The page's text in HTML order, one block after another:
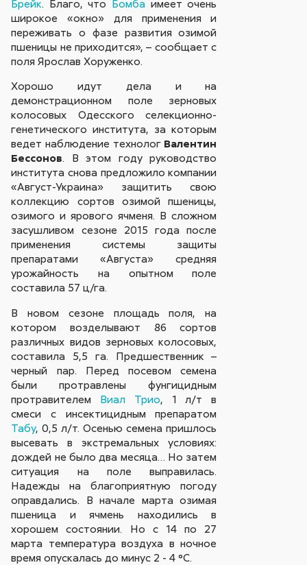
Брейк. Благо, что Бомба имеет очень
широкое «окно» для применения и
переживать о фазе развития озимой
пшеницы не приходится», – сообщает с
поля Ярослав Хоруженко.
Хорошо идут дела и на
демонстрационном поле зерновых
колосовых Одесского селекционно-
генетического института, за которым
ведет наблюдение технолог Валентин
Бессонов. В этом году руководство
института снова предложило компании
«Август-Украина» защитить свою
коллекцию сортов озимой пшеницы,
озимого и ярового ячменя. В сложном
засушливом сезоне 2015 года после
применения системы защиты
препаратами «Августа» средняя
урожайность на опытном поле
составила 57 ц/га.
В новом сезоне площадь поля, на
котором возделывают 86 сортов
различных видов зерновых колосовых,
составила 5,5 га. Предшественник –
черный пар. Перед посевом семена
были протравлены фунгицидным
протравителем Виал Трио, 1 л/т в
смеси с инсектицидным препаратом
Табу, 0,5 л/т. Осенью семена пришлось
высевать в экстремальных условиях:
дождей не было два месяца… Но затем
ситуация на поле выправилась.
Надежды на благоприятную погоду
оправдались. В начале марта озимая
пшеница и ячмень находились в
хорошем состоянии. Но с 14 по 27
марта температура воздуха в ночное
время опускалась до минус 2 - 4 °С.